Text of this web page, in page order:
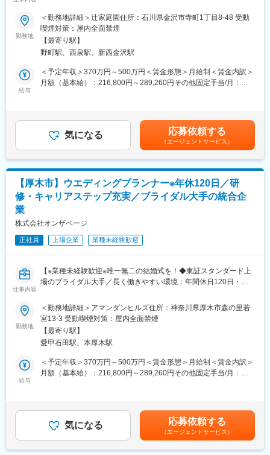
・アフターフォロー
・保険会社対応
※月に新規顧客は8名前後、面談数は月30件前後を担当し、お客様
のライフプランに関する相談にのっていただきます。
■当社の保険営業の魅力
婚活カウンセラーからの紹介案件が100％のため、新規の営業を
■働きやすさ
年間休日122日、残業平均15時間と非常に働きやすい環境です！
営業は土日がメインになることが多いですが、その分平日は出勤
時間を遅くするなど柔軟性が高いです。
■当社について
し、
会員数約9万人以上・成婚人数16,398人（2024年）と、日本で最
も多くの結婚カップルを生み出している会社です。
変更の範囲：会社の定める業務
■仕事内容：
ウエディングプランナーとして、おふたりやゲストの心を揺さぶ
る唯一無二の挙式をプロデュースします。初回接客から打ち合わ
せ、当日まで一貫して担当できるため、お客様一人ひとりに深く
寄り添えることが特徴です。
式を実現します。経験を積んだ後は【新規接客プランナー】とし
て、初めて来館されたお客様への会場案内や日程・予算を含む提
案、会場決定までをサポート。将来的には新規接客から当日運営
■ポジションの魅力：
「お客様第一」の文化が根付いており、効率や利益よりも心に残
る体験を届ける姿勢を大切にしています。専任プランナーとし
りがいを感じられる環境です。
■採用メッセージ：
この『最初の1ページ』をともに書き上げる仲間に必要なのは、ス
キル以上に、誰かの期待を超えたいという純粋な情熱。そして、
気が、誰かの人生を、そしてあなた自身の未来を、輝かせる。そ
んな瞬間を、私たちはこの場所で、何度も積み重ねていきたい。
最高に輝く人生の１ページを、ここから描いていきませんか。
・年間休日120日／月9日休み
・有給休暇取得率100％
勤務地
＜勤務地詳細＞辻家庭園住所：石川県金沢市寺町1丁目8-48 受動
喫煙対策：屋内全面禁煙
【最寄り駅】
野町駅、西泉駅、新西金沢駅
給与
＜予定年収＞370万円～500万円＜賃金形態＞月給制＜賃金内訳＞
月額（基本給）：216,800円～289,260円その他固定手当/月：
手当＞有＜給与補足＞※ご経験・年齢により給与は変動する可能性
もございます。■昇給：年1回（3月）■賞与：年2回（2、8月）■イ
ンセンティブ（毎月）賃金はあくまでも目安の金額であり、選考
を通じて上下する可能性があります。月給(月額)は固定手当を含め
た表記です。
気になる 応募依頼する
（エージェントサービス）
【厚木市】ウエディングプランナー※年休120日／研
修・キャリアステップ充実／ブライダル大手の統合企
業
株式会社オンザページ
正社員 上場企業 業種未経験歓迎
仕事内容
【※業種未経験歓迎※唯一無二の結婚式を！◆東証スタンダード上
場のブライダル大手／長く働きやすい環境：年間休日120日・有
■仕事内容：
ウエディングプランナーとして、おふたりやゲストの心を揺さぶ
る唯一無二の挙式をプロデュースします。初回接客から打ち合わ
せ、当日まで一貫して担当できるため、お客様一人ひとりに深く
寄り添えることが特徴です。
式を実現します。経験を積んだ後は【新規接客プランナー】とし
て、初めて来館されたお客様への会場案内や日程・予算を含む提
案、会場決定までをサポート。将来的には新規接客から当日運営
勤務地
＜勤務地詳細＞アマンダンヒルズ住所：神奈川県厚木市森の里若
宮13-3 受動喫煙対策：屋内全面禁煙
【最寄り駅】
愛甲石田駅、本厚木駅
給与
＜予定年収＞370万円～500万円＜賃金形態＞月給制＜賃金内訳＞
月額（基本給）：216,800円～289,260円その他固定手当/月：
手当＞有＜給与補足＞※ご経験・年齢により給与は変動する可能性
もございます。■昇給：年1回（3月）■賞与：年2回（2、8月）■イ
ンセンティブ（毎月）賃金はあくまでも目安の金額であり、選考
を通じて上下する可能性があります。月給(月額)は固定手当を含め
気になる 応募依頼する
（エージェントサービス）